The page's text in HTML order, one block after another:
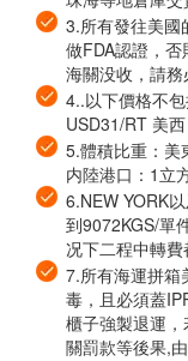
3.所有發往美國
做FDA認證，
海關没收，請務
4..以下價格不
USD31/RT 美
5.體積比重：美
内陸港口：1立
6.NEW YORK
到9072KGS/單
况下二程中轉
7.所有海運拼箱
毒，且必須蓋
櫃子強製退運
關罰款等後果,